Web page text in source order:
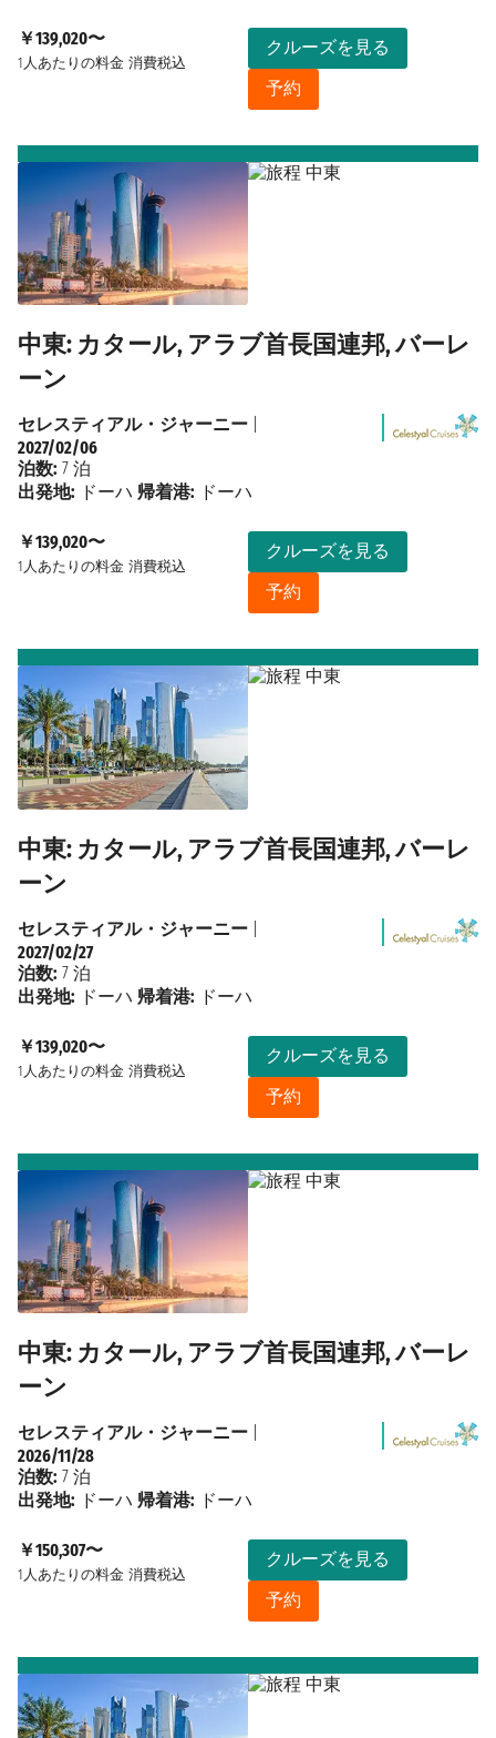
￥139,020〜
1人あたりの料金 消費税込
クルーズを見る
予約
中東: カタール, アラブ首長国連邦, バーレ
ーン
￥139,020〜
1人あたりの料金 消費税込
クルーズを見る
予約
セレスティアル・ジャーニー
2027/02/06
泊数: 7 泊
出発地: ドーハ 帰着港: ドーハ
中東: カタール, アラブ首長国連邦, バーレ
ーン
￥139,020〜
1人あたりの料金 消費税込
クルーズを見る
予約
セレスティアル・ジャーニー
2027/02/27
泊数: 7 泊
出発地: ドーハ 帰着港: ドーハ
中東: カタール, アラブ首長国連邦, バーレ
ーン
￥150,307〜
1人あたりの料金 消費税込
クルーズを見る
予約
セレスティアル・ジャーニー
2026/11/28
泊数: 7 泊
出発地: ドーハ 帰着港: ドーハ